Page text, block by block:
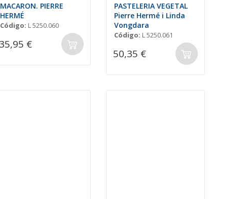
MACARON. PIERRE
HERMÉ
Código: L 5250.060
35,95 €
PASTELERIA VEGETAL
Pierre Hermé i Linda
Vongdara
Código: L 5250.061
50,35 €